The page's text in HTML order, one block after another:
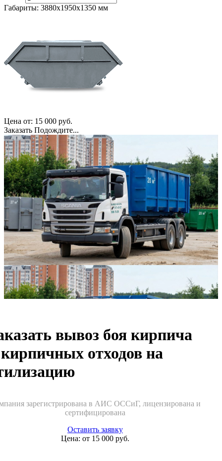
Габариты: 3880х1950х1350 мм
Цена от: 15 000 руб.
Заказать Подождите...
вывоз боя кирпича
отходов на
зарегистрирована в АИС ОССиГ, лицензирована и
сертифицирована
Оставить заявку
Цена: от 15 000 руб.